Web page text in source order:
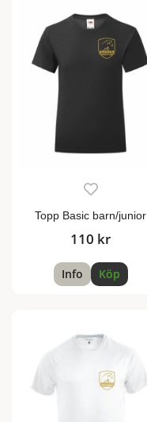
Topp Basic barn/junior
110 kr
Info Köp